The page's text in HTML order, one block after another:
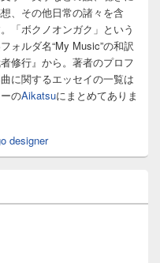
、その他日常の諸々を含
「ボクノオンガク」という
ォルダ名“My Music”の和訳
修行』から。著者のプロフ
に関するエッセイの一覧は
のAikatsuにまとめてありま
designer